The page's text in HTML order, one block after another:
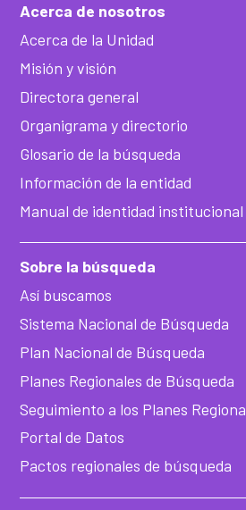
Acerca de nosotros
Acerca de la Unidad
Misión y visión
Directora general
Organigrama y directorio
Glosario de la búsqueda
Información de la entidad
Manual de identidad institucional
Sobre la búsqueda
Así buscamos
Sistema Nacional de Búsqueda
Plan Nacional de Búsqueda
Planes Regionales de Búsqueda
Seguimiento a los Planes
Portal de Datos
Pactos regionales de búsqueda